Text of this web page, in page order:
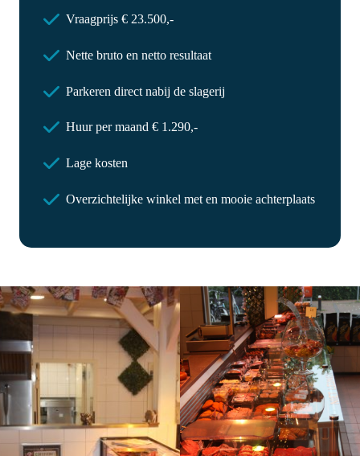
Vraagprijs € 23.500,-
Nette bruto en netto resultaat
Parkeren direct nabij de slagerij
Huur per maand € 1.290,-
Lage kosten
Overzichtelijke winkel met en mooie achterplaats